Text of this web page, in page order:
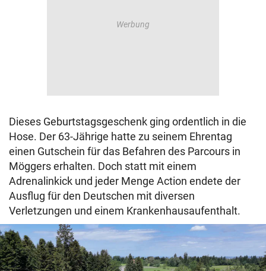
Dieses Geburtstagsgeschenk ging ordentlich in die
Hose. Der 63-Jährige hatte zu seinem Ehrentag
einen Gutschein für das Befahren des Parcours in
Möggers erhalten. Doch statt mit einem
Adrenalinkick und jeder Menge Action endete der
Ausflug für den Deutschen mit diversen
Verletzungen und einem Krankenhausaufenthalt.